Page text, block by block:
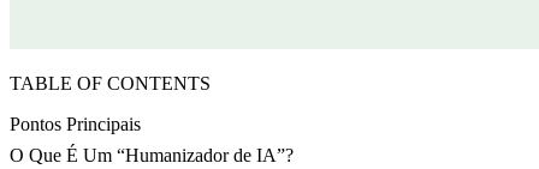
TABLE OF CONTENTS
Pontos Principais
O Que É Um “Humanizador de IA”?